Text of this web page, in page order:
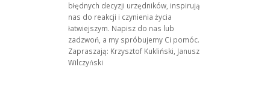
błędnych decyzji urzędników, inspirują
nas do reakcji i czynienia życia
łatwiejszym. Napisz do nas lub
zadzwoń, a my spróbujemy Ci pomóc.
Zapraszają: Krzysztof Kukliński, Janusz
Wilczyński